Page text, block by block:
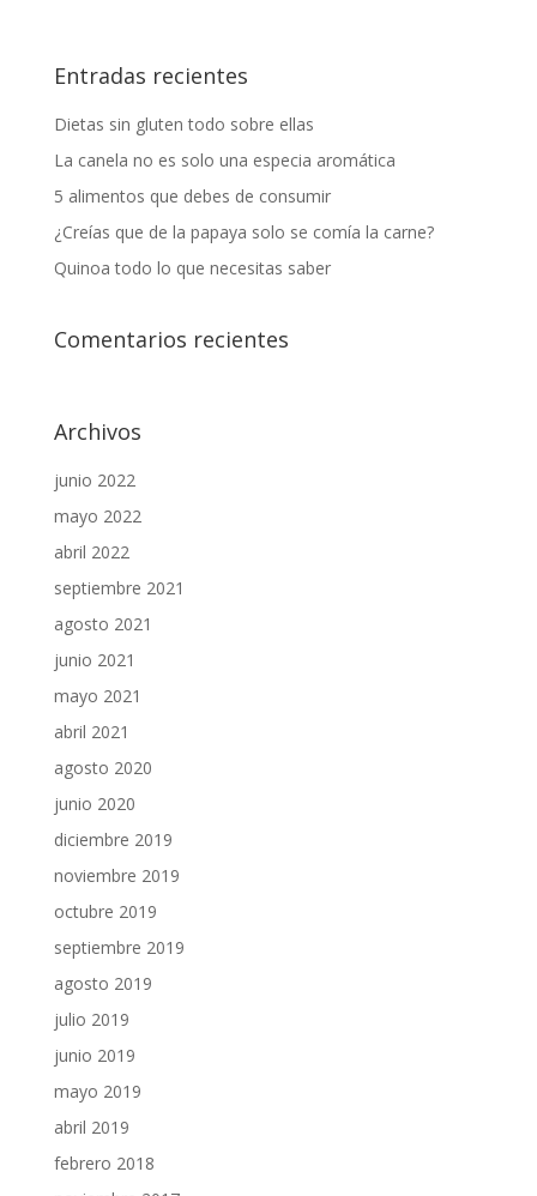
Entradas recientes
Dietas sin gluten todo sobre ellas
La canela no es solo una especia aromática
5 alimentos que debes de consumir
¿Creías que de la papaya solo se comía la carne?
Quinoa todo lo que necesitas saber
Comentarios recientes
Archivos
junio 2022
mayo 2022
abril 2022
septiembre 2021
agosto 2021
junio 2021
mayo 2021
abril 2021
agosto 2020
junio 2020
diciembre 2019
noviembre 2019
octubre 2019
septiembre 2019
agosto 2019
julio 2019
junio 2019
mayo 2019
abril 2019
febrero 2018